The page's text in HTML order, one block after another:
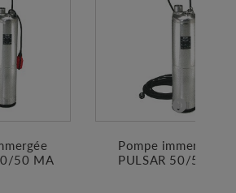
50 MA
Pompe immergée
PULSAR 50/50 T